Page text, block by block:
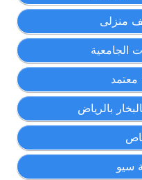
منزلى
الجامعية
بالرياض
سيو